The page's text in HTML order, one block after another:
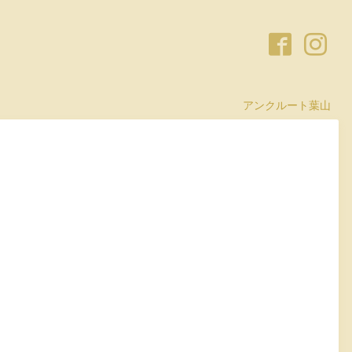
アンクルート葉山